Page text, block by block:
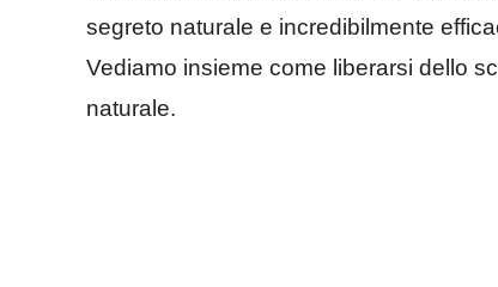
segreto naturale e incredibilmente
Vediamo insieme come liberarsi dello
naturale.